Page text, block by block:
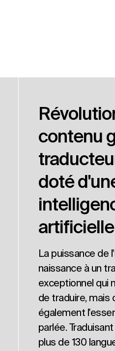
contenu
doté
artificielle
La puissance de
naissance à un
exceptionnel qui
de traduire, mais
également
parlée.
plus de 130